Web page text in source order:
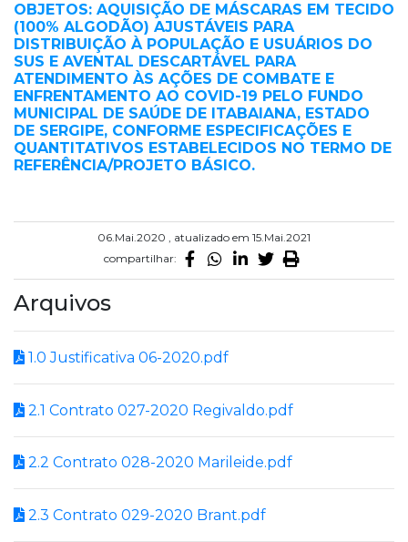
OBJETOS: AQUISIÇÃO DE MÁSCARAS EM TECIDO
(100% ALGODÃO) AJUSTÁVEIS PARA
DISTRIBUIÇÃO À POPULAÇÃO E USUÁRIOS DO
SUS E AVENTAL DESCARTÁVEL PARA
ATENDIMENTO ÀS AÇÕES DE COMBATE E
ENFRENTAMENTO AO COVID-19 PELO FUNDO
MUNICIPAL DE SAÚDE DE ITABAIANA, ESTADO
DE SERGIPE, CONFORME ESPECIFICAÇÕES E
QUANTITATIVOS ESTABELECIDOS NO TERMO DE
REFERÊNCIA/PROJETO BÁSICO.
06.Mai.2020 , atualizado em 15.Mai.2021
compartilhar:
Arquivos
1.0 Justificativa 06-2020.pdf
2.1 Contrato 027-2020 Regivaldo.pdf
2.2 Contrato 028-2020 Marileide.pdf
2.3 Contrato 029-2020 Brant.pdf